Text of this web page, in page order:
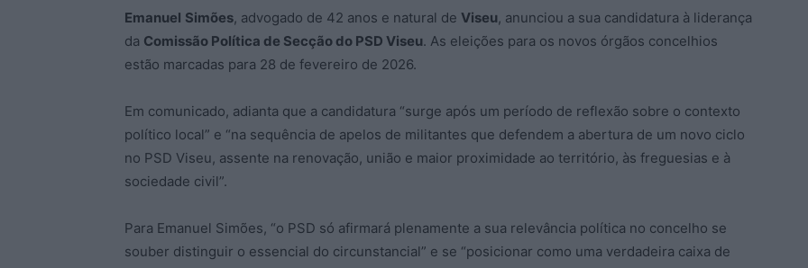
Emanuel Simões, advogado de 42 anos e natural de Viseu, anunciou a sua candidatura à liderança
da Comissão Política de Secção do PSD Viseu. As eleições para os novos órgãos concelhios
estão marcadas para 28 de fevereiro de 2026.
Em comunicado, adianta que a candidatura “surge após um período de reflexão sobre o contexto
político local” e “na sequência de apelos de militantes que defendem a abertura de um novo ciclo
no PSD Viseu, assente na renovação, união e maior proximidade ao território, às freguesias e à
sociedade civil”.
Para Emanuel Simões, “o PSD só afirmará plenamente a sua relevância política no concelho se
souber distinguir o essencial do circunstancial” e se “posicionar como uma verdadeira caixa de